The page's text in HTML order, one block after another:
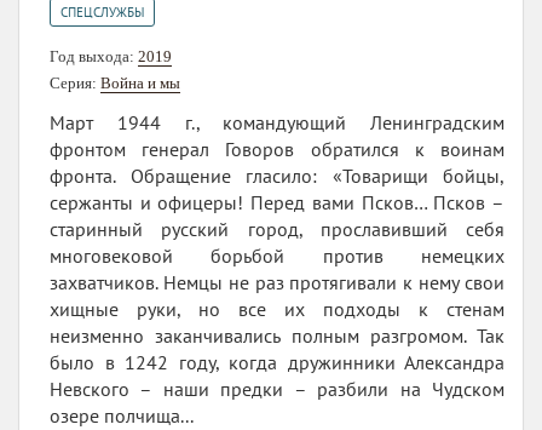
СПЕЦСЛУЖБЫ
Год выхода: 2019
Серия: Война и мы
Март 1944 г., командующий Ленинградским
фронтом генерал Говоров обратился к воинам
фронта. Обращение гласило: «Товарищи бойцы,
сержанты и офицеры! Перед вами Псков… Псков –
старинный русский город, прославивший себя
многовековой борьбой против немецких
захватчиков. Немцы не раз протягивали к нему свои
хищные руки, но все их подходы к стенам
неизменно заканчивались полным разгромом. Так
было в 1242 году, когда дружинники Александра
Невского – наши предки – разбили на Чудском
озере полчища...